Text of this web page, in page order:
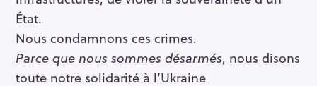
État.
Nous condamnons ces crimes.
Parce que nous sommes désarmés, nous disons
toute notre solidarité à l’Ukraine